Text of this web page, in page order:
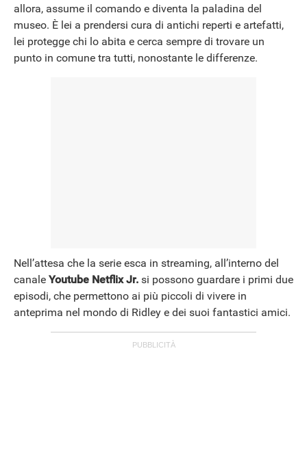
allora, assume il comando e diventa la paladina del
museo. È lei a prendersi cura di antichi reperti e artefatti,
lei protegge chi lo abita e cerca sempre di trovare un
punto in comune tra tutti, nonostante le differenze.
Nell’attesa che la serie esca in streaming, all’interno del
canale Youtube Netflix Jr. si possono guardare i primi due
episodi, che permettono ai più piccoli di vivere in
anteprima nel mondo di Ridley e dei suoi fantastici amici.